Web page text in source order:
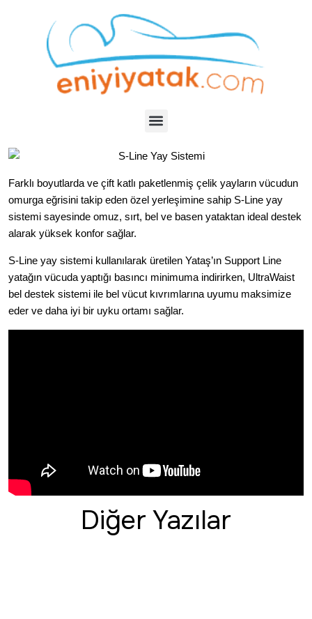
Farklı boyutlarda ve çift katlı paketlenmiş çelik yayların vücudun
omurga eğrisini takip eden özel yerleşimine sahip S-Line yay
sistemi sayesinde omuz, sırt, bel ve basen yataktan ideal destek
alarak yüksek konfor sağlar.
S-Line yay sistemi kullanılarak üretilen Yataş’ın Support Line
yatağın vücuda yaptığı basıncı minimuma indirirken, UltraWaist
bel destek sistemi ile bel vücut kıvrımlarına uyumu maksimize
eder ve daha iyi bir uyku ortamı sağlar.
Diğer Yazılar